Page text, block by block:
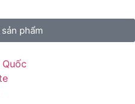
phẩm